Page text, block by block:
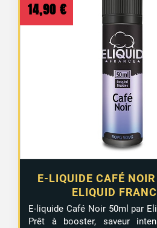
E-LIQUIDE CAFÉ
ELIQUID
14,90 €
E-liquide Café Noir 50ml par
Prêt à booster, saveur